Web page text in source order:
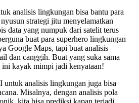
analisis lingkungan bisa bantu para
strategi jitu menyelamatkan
data yang numpuk dari satelit terus
buat para superhero lingkungan
Google Maps, tapi buat analisis
dan canggih. Buat yang suka sama
kayak mimpi jadi kenyataan!
untuk analisis lingkungan juga bisa
Misalnya, dengan analisis pola